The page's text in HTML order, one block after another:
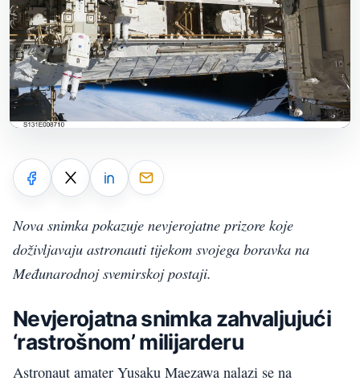
Nova snimka pokazuje nevjerojatne prizore koje
doživljavaju astronauti tijekom svojega boravka na
Međunarodnoj svemirskoj postaji.
Nevjerojatna snimka zahvaljujući
‘rastrošnom’ milijarderu
Astronaut amater Yusaku Maezawa nalazi se na